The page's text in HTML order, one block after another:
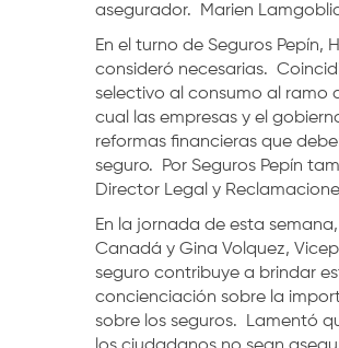
asegurador. Marien
En el turno de Seguros
consideró necesarias.
selectivo al consumo al ramo
cual las empresas y el
reformas financieras que
seguro. Por Seguros Pepín
Director Legal y
En la jornada de esta
Canadá y Gina Volquez,
seguro contribuye a brindar
concienciación sobre la
sobre los seguros. Lamentó